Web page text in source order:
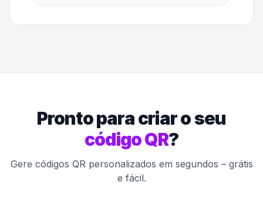
Pronto para criar o seu
código QR?
Gere códigos QR personalizados em segundos – grátis
e fácil.